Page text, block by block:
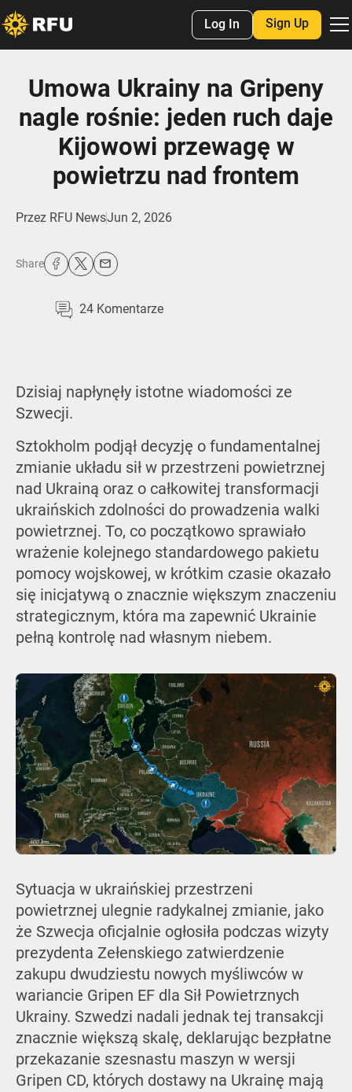
Log In Sign Up
Umowa Ukrainy na Gripeny
nagle rośnie: jeden ruch daje
Kijowowi przewagę w
powietrzu nad frontem
Przez RFU NewsJun 2, 2026
Share
24 Komentarze
Dzisiaj napłynęły istotne wiadomości ze
Szwecji.
Sztokholm podjął decyzję o fundamentalnej
zmianie układu sił w przestrzeni powietrznej
nad Ukrainą oraz o całkowitej transformacji
ukraińskich zdolności do prowadzenia walki
powietrznej. To, co początkowo sprawiało
wrażenie kolejnego standardowego pakietu
pomocy wojskowej, w krótkim czasie okazało
się inicjatywą o znacznie większym znaczeniu
strategicznym, która ma zapewnić Ukrainie
pełną kontrolę nad własnym niebem.
Sytuacja w ukraińskiej przestrzeni
powietrznej ulegnie radykalnej zmianie, jako
że Szwecja oficjalnie ogłosiła podczas wizyty
prezydenta Zełenskiego zatwierdzenie
zakupu dwudziestu nowych myśliwców w
wariancie Gripen EF dla Sił Powietrznych
Ukrainy. Szwedzi nadali jednak tej transakcji
znacznie większą skalę, deklarując bezpłatne
przekazanie szesnastu maszyn w wersji
Gripen CD, których dostawy na Ukrainę mają